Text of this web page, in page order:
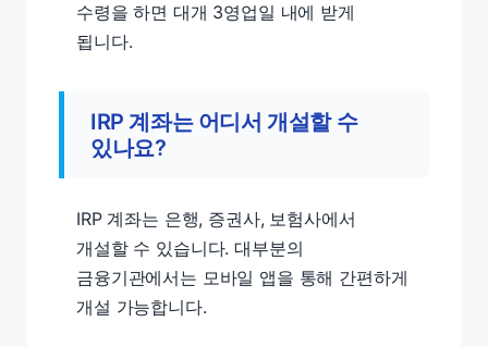
수령을 하면 대개 3영업일 내에 받게
됩니다.
IRP 계좌는 어디서 개설할 수
있나요?
IRP 계좌는 은행, 증권사, 보험사에서
개설할 수 있습니다. 대부분의
금융기관에서는 모바일 앱을 통해 간편하게
개설 가능합니다.